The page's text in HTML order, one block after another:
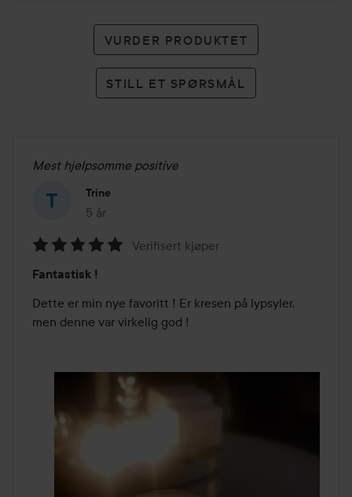
VURDER PRODUKTET
STILL ET SPØRSMÅL
Mest hjelpsomme positive
Trine
5 år
Innlegget ble opprettet 5 år
5
av
5
Verifisert kjøper
Fantastisk !
Dette er min nye favoritt ! Er kresen på lypsyler,
men denne var virkelig god !